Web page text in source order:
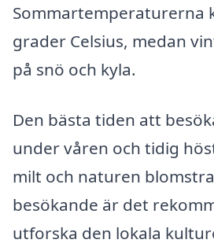
Sommartemperaturerna
grader Celsius, medan
på snö och kyla.
Den bästa tiden att
under våren och tidig
milt och naturen
besökande är det
utforska den lokala